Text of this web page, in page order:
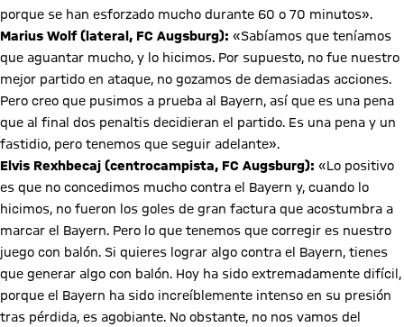
porque se han esforzado mucho durante 60 o 70 minutos».
Marius Wolf (lateral, FC Augsburg): «Sabíamos que teníamos
que aguantar mucho, y lo hicimos. Por supuesto, no fue nuestro
mejor partido en ataque, no gozamos de demasiadas acciones.
Pero creo que pusimos a prueba al Bayern, así que es una pena
que al final dos penaltis decidieran el partido. Es una pena y un
fastidio, pero tenemos que seguir adelante».
Elvis Rexhbecaj (centrocampista, FC Augsburg): «Lo positivo
es que no concedimos mucho contra el Bayern y, cuando lo
hicimos, no fueron los goles de gran factura que acostumbra a
marcar el Bayern. Pero lo que tenemos que corregir es nuestro
juego con balón. Si quieres lograr algo contra el Bayern, tienes
que generar algo con balón. Hoy ha sido extremadamente difícil,
porque el Bayern ha sido increíblemente intenso en su presión
tras pérdida, es agobiante. No obstante, no nos vamos del